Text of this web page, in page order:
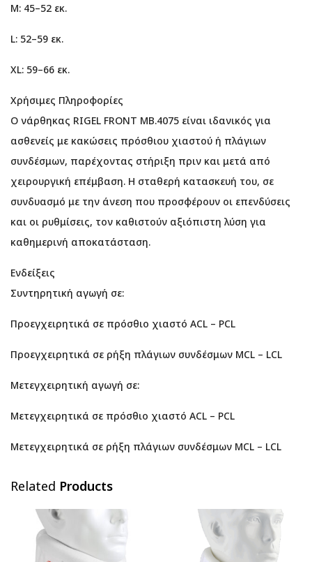
M: 45–52 εκ.
L: 52–59 εκ.
XL: 59–66 εκ.
Χρήσιμες Πληροφορίες
Ο νάρθηκας RIGEL FRONT MB.4075 είναι ιδανικός για
ασθενείς με κακώσεις πρόσθιου χιαστού ή πλάγιων
συνδέσμων, παρέχοντας στήριξη πριν και μετά από
χειρουργική επέμβαση. Η σταθερή κατασκευή του, σε
συνδυασμό με την άνεση που προσφέρουν οι επενδύσεις
και οι ρυθμίσεις, τον καθιστούν αξιόπιστη λύση για
καθημερινή αποκατάσταση.
Ενδείξεις
Συντηρητική αγωγή σε:
Προεγχειρητικά σε πρόσθιο χιαστό ACL – PCL
Προεγχειρητικά σε ρήξη πλάγιων συνδέσμων MCL – LCL
Μετεγχειρητική αγωγή σε:
Μετεγχειρητικά σε πρόσθιο χιαστό ACL – PCL
Μετεγχειρητικά σε ρήξη πλάγιων συνδέσμων MCL – LCL
Related Products